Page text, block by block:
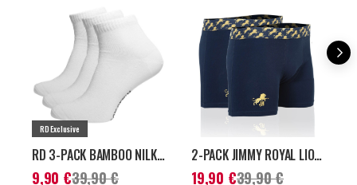
RD Exclusive
RD 3-PACK BAMBOO NILKKASUKAT - VALKOINEN
Nykyinen hinta:
9,90 €39,90 €
2-PACK JIMMY ROYAL LION BOKSERIT - TUMMANSININEN
Nykyinen hinta:
19,90 €39,90 €